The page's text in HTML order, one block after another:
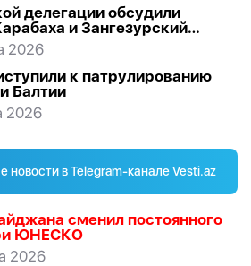
делегации обсудили
и Зангезурский
2026
к патрулированию
Балтии
2026
новости в Telegram-канале Vesti.az
сменил постоянного
ЮНЕСКО
2026